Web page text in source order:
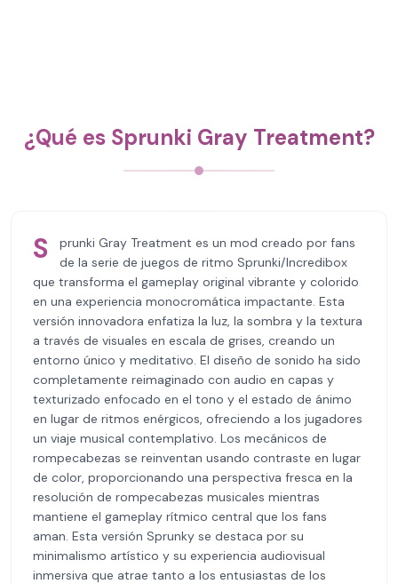
¿Qué es Sprunki Gray Treatment?
S
prunki Gray Treatment es un mod creado por fans
de la serie de juegos de ritmo Sprunki/Incredibox
que transforma el gameplay original vibrante y colorido
en una experiencia monocromática impactante. Esta
versión innovadora enfatiza la luz, la sombra y la textura
a través de visuales en escala de grises, creando un
entorno único y meditativo. El diseño de sonido ha sido
completamente reimaginado con audio en capas y
texturizado enfocado en el tono y el estado de ánimo
en lugar de ritmos enérgicos, ofreciendo a los jugadores
un viaje musical contemplativo. Los mecánicos de
rompecabezas se reinventan usando contraste en lugar
de color, proporcionando una perspectiva fresca en la
resolución de rompecabezas musicales mientras
mantiene el gameplay rítmico central que los fans
aman. Esta versión Sprunky se destaca por su
minimalismo artístico y su experiencia audiovisual
inmersiva que atrae tanto a los entusiastas de los